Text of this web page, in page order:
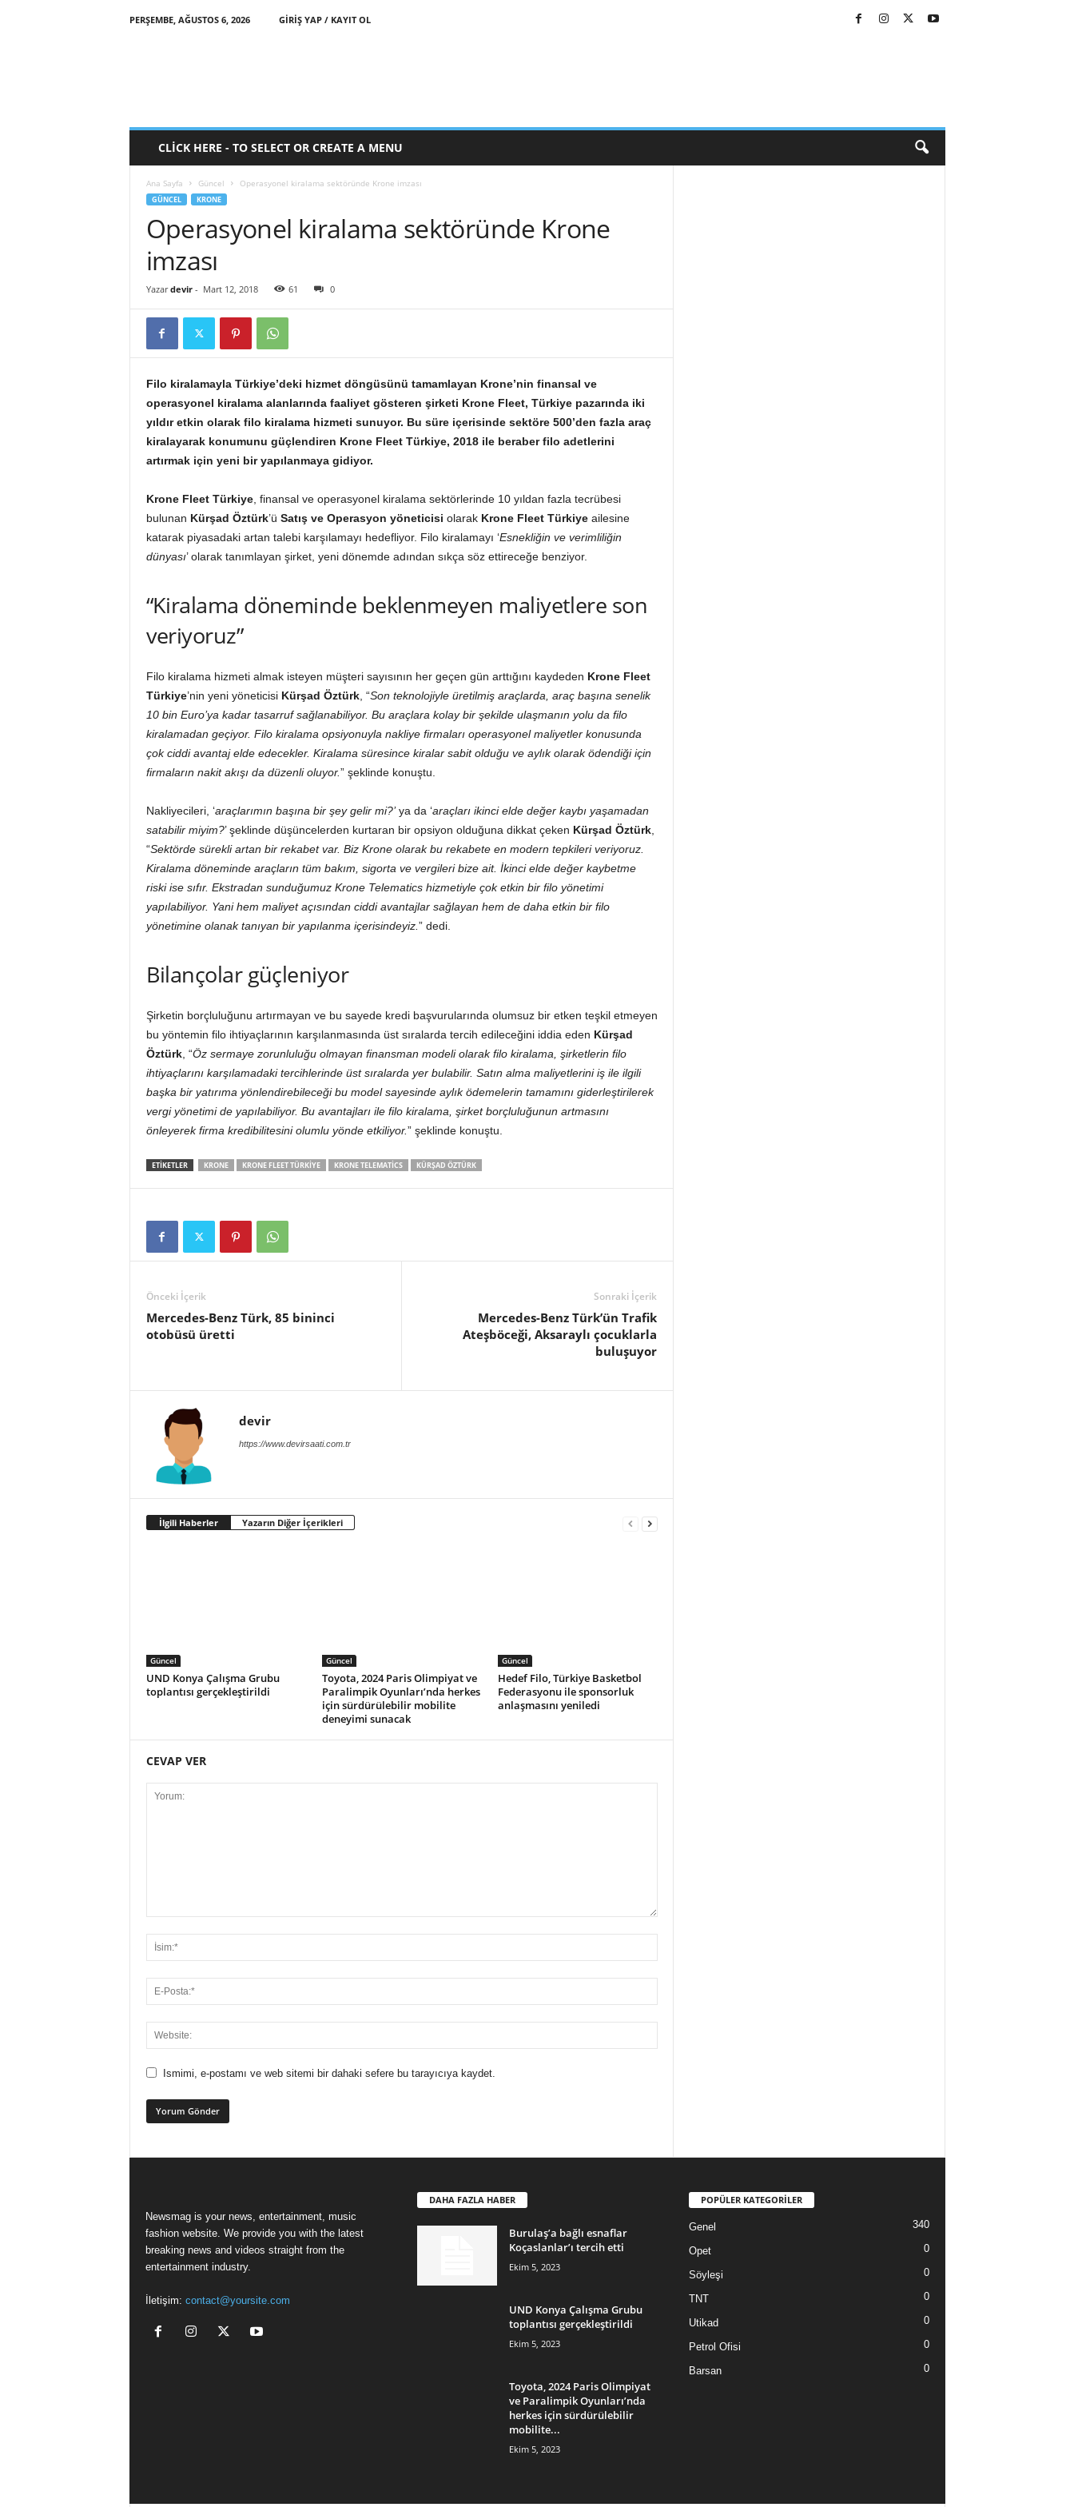
PERŞEMBE, AĞUSTOS 6, 2026 GIRIŞ YAP / KAYIT OL
CLICK HERE - TO SELECT OR CREATE A MENU
Ana Sayfa Güncel Operasyonel kiralama sektöründe Krone imzası
GÜNCEL KRONE
Operasyonel kiralama sektöründe Krone
imzası
Yazar devir- Mart 12, 2018 61 0
Filo kiralamayla Türkiye’deki hizmet döngüsünü tamamlayan Krone’nin finansal ve
operasyonel kiralama alanlarında faaliyet gösteren şirketi Krone Fleet, Türkiye pazarında iki
yıldır etkin olarak filo kiralama hizmeti sunuyor. Bu süre içerisinde sektöre 500’den fazla araç
kiralayarak konumunu güçlendiren Krone Fleet Türkiye, 2018 ile beraber filo adetlerini
artırmak için yeni bir yapılanmaya gidiyor.
Krone Fleet Türkiye, finansal ve operasyonel kiralama sektörlerinde 10 yıldan fazla tecrübesi
bulunan Kürşad Öztürk’ü Satış ve Operasyon yöneticisi olarak Krone Fleet Türkiyeailesine
katarak piyasadaki artan talebi karşılamayı hedefliyor. Filo kiralamayı ‘Esnekliğin ve verimliliğin
dünyası’ olarak tanımlayan şirket, yeni dönemde adından sıkça söz ettireceğe benziyor.
“Kiralama döneminde beklenmeyen maliyetlere son
veriyoruz”
Filo kiralama hizmeti almak isteyen müşteri sayısının her geçen gün arttığını kaydeden Krone Fleet
Türkiye’nin yeni yöneticisi Kürşad Öztürk, “Son teknolojiyle üretilmiş araçlarda, araç başına senelik
10 bin Euro’ya kadar tasarruf sağlanabiliyor. Bu araçlara kolay bir şekilde ulaşmanın yolu da filo
kiralamadan geçiyor. Filo kiralama opsiyonuyla nakliye firmaları operasyonel maliyetler konusunda
çok ciddi avantaj elde edecekler. Kiralama süresince kiralar sabit olduğu ve aylık olarak ödendiği için
firmaların nakit akışı da düzenli oluyor.” şeklinde konuştu.
Nakliyecileri, ‘araçlarımın başına bir şey gelir mi?’ya da ‘araçları ikinci elde değer kaybı yaşamadan
satabilir miyim?’ şeklinde düşüncelerden kurtaran bir opsiyon olduğuna dikkat çeken Kürşad Öztürk,
“Sektörde sürekli artan bir rekabet var. Biz Krone olarak bu rekabete en modern tepkileri veriyoruz.
Kiralama döneminde araçların tüm bakım, sigorta ve vergileri bize ait. İkinci elde değer kaybetme
riski ise sıfır. Ekstradan sunduğumuz Krone Telematics hizmetiyle çok etkin bir filo yönetimi
yapılabiliyor. Yani hem maliyet açısından ciddi avantajlar sağlayan hem de daha etkin bir filo
yönetimine olanak tanıyan bir yapılanma içerisindeyiz. ” dedi.
Bilançolar güçleniyor
Şirketin borçluluğunu artırmayan ve bu sayede kredi başvurularında olumsuz bir etken teşkil etmeyen
bu yöntemin filo ihtiyaçlarının karşılanmasında üst sıralarda tercih edileceğini iddia eden Kürşad
Öztürk, “Öz sermaye zorunluluğu olmayan finansman modeli olarak filo kiralama, şirketlerin filo
ihtiyaçlarını karşılamadaki tercihlerinde üst sıralarda yer bulabilir. Satın alma maliyetlerini iş ile ilgili
başka bir yatırıma yönlendirebileceği bu model sayesinde aylık ödemelerin tamamını giderleştirilerek
vergi yönetimi de yapılabiliyor. Bu avantajları ile filo kiralama, şirket borçluluğunun artmasını
önleyerek firma kredibilitesini olumlu yönde etkiliyor.” şeklinde konuştu.
ETIKETLER KRONE KRONE FLEET TÜRKIYE KRONE TELEMATICS KÜRŞAD ÖZTÜRK
Önceki İçerik
Mercedes-Benz Türk, 85 bininci
otobüsü üretti
Sonraki İçerik
Mercedes-Benz Türk’ün Trafik
Ateşböceği, Aksaraylı çocuklarla
buluşuyor
devir
https://www.devirsaati.com.tr
İlgili Haberler Yazarın Diğer İçerikleri
Güncel
UND Konya Çalışma Grubu
toplantısı gerçekleştirildi
Güncel
Toyota, 2024 Paris Olimpiyat ve
Paralimpik Oyunları’nda herkes
için sürdürülebilir mobilite
deneyimi sunacak
Güncel
Hedef Filo, Türkiye Basketbol
Federasyonu ile sponsorluk
anlaşmasını yeniledi
CEVAP VER
Ismimi, e-postamı ve web sitemi bir dahaki sefere bu tarayıcıya kaydet.
Newsmag is your news, entertainment, music
fashion website. We provide you with the latest
breaking news and videos straight from the
entertainment industry.
İletişim: contact@yoursite.com
DAHA FAZLA HABER
Burulaş’a bağlı esnaflar
Koçaslanlar’ı tercih etti
Ekim 5, 2023
UND Konya Çalışma Grubu
toplantısı gerçekleştirildi
Ekim 5, 2023
Toyota, 2024 Paris Olimpiyat
ve Paralimpik Oyunları’nda
herkes için sürdürülebilir
mobilite...
Ekim 5, 2023
POPÜLER KATEGORİLER
Genel 340
Opet 0
Söyleşi 0
TNT 0
Utikad 0
Petrol Ofisi 0
Barsan 0